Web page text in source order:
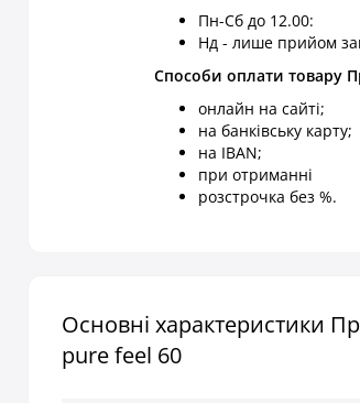
Пн-Сб до 12.00:
Нд - лише прийом
Способи оплати товару
онлайн на сайті;
на банківську карту;
на IBAN;
при отриманні
розстрочка без %.
Основні характеристики
pure feel 60